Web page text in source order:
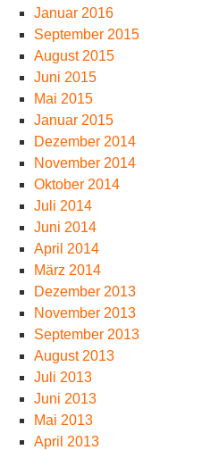
Januar 2016
September 2015
August 2015
Juni 2015
Mai 2015
Januar 2015
Dezember 2014
November 2014
Oktober 2014
Juli 2014
Juni 2014
April 2014
März 2014
Dezember 2013
November 2013
September 2013
August 2013
Juli 2013
Juni 2013
Mai 2013
April 2013